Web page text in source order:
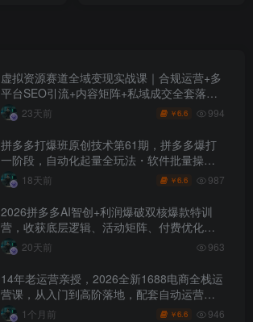
虚拟资源赛道全域变现实战课｜合规运营+多
平台SEO引流+内容矩阵+私域成交全套落地
玩法23天前 ￥6.6 994
拼多多打爆班原创技术第61期，拼多多爆打
一阶段，自动化起量全玩法・软件批量操
作・投产优化・大促矩阵实战课
18天前 ￥6.6 987
2026拼多多AI智创+利润爆破双核爆款特训
营，收获底层逻辑、活动矩阵、付费优化、
0-1打爆SOP
20天前 963
14年老运营亲授，2026全新1688电商全栈运
营课，从入门到高阶落地，配套自动运营表
+工具包+直播诊断等
1个月前 ￥6.6 946